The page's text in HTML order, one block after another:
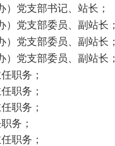
党支部书记、站长；
党支部委员、副站长；
党支部委员、副站长；
党支部委员、副站长；
职务；
职务；
职务；
务；
职务；